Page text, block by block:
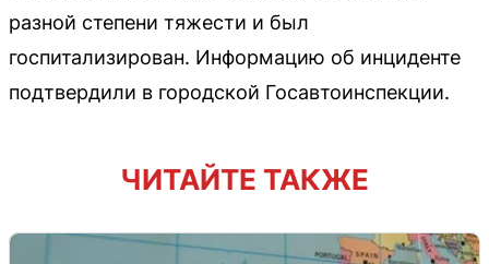
разной степени тяжести и был
госпитализирован. Информацию об инциденте
подтвердили в городской Госавтоинспекции.
ЧИТАЙТЕ ТАКЖЕ